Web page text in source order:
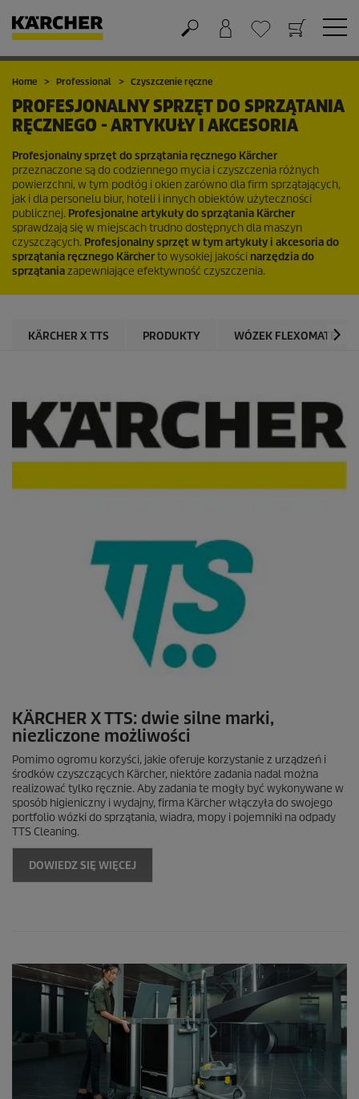
Koszyk
Lista życzeń
Home Professional Czyszczenie ręczne
PROFESJONALNY SPRZĘT DO SPRZĄTANIA
RĘCZNEGO - ARTYKUŁY I AKCESORIA
Profesjonalny sprzęt do sprzątania ręcznego Kärcher
przeznaczone są do codziennego mycia i czyszczenia różnych
powierzchni, w tym podłóg i okien zarówno dla firm sprzątających,
jak i dla personelu biur, hoteli i innych obiektów użyteczności
publicznej. Profesjonalne artykuły do sprzątania Kärcher
sprawdzają się w miejscach trudno dostępnych dla maszyn
czyszczących. Profesjonalny sprzęt w tym artykuły i akcesoria do
sprzątania ręcznego Kärcherto wysokiej jakości narzędzia do
sprzątaniazapewniające efektywność czyszczenia.
KÄRCHER X TTS PRODUKTY WÓZEK FLEXOMATE
KÄRCHER X TTS: dwie silne marki,
niezliczone możliwości
Pomimo ogromu korzyści, jakie oferuje korzystanie z urządzeń i
środków czyszczących Kärcher, niektóre zadania nadal można
realizować tylko ręcznie. Aby zadania te mogły być wykonywane w
sposób higieniczny i wydajny, firma Kärcher włączyła do swojego
portfolio wózki do sprzątania, wiadra, mopy i pojemniki na odpady
TTS Cleaning.
DOWIEDZ SIĘ WIĘCEJ